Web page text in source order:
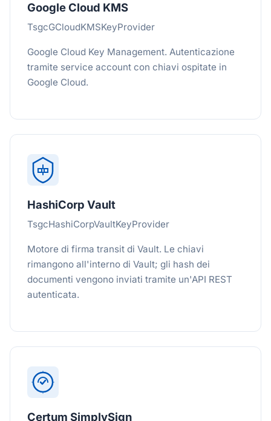
Google Cloud KMS
TsgcGCloudKMSKeyProvider
Google Cloud Key Management. Autenticazione
tramite service account con chiavi ospitate in
Google Cloud.
HashiCorp Vault
TsgcHashiCorpVaultKeyProvider
Motore di firma transit di Vault. Le chiavi
rimangono all'interno di Vault; gli hash dei
documenti vengono inviati tramite un'API REST
autenticata.
Certum SimplySign